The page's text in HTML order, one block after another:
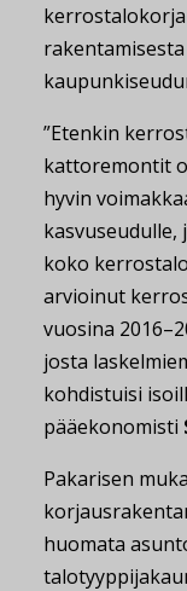
”Etenkin
kattoremontit
hyvin
kasvuseudulle,
koko
arvioinut
vuosina
josta
kohdistuisi
pääekonomisti
Pakarisen
huomata